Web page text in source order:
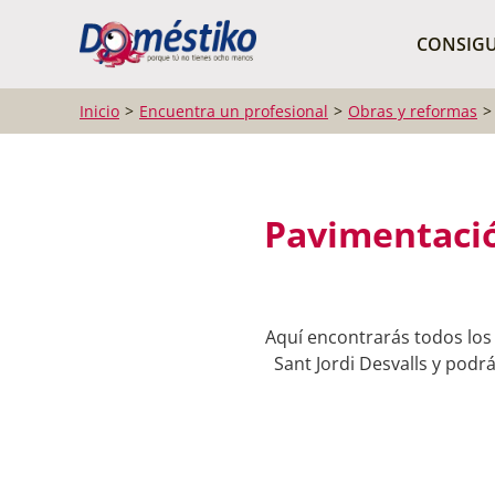
Inicio Encuentra un profesional Obras y reformas
Aquí encontrarás todos
Sant Jordi Desvalls y